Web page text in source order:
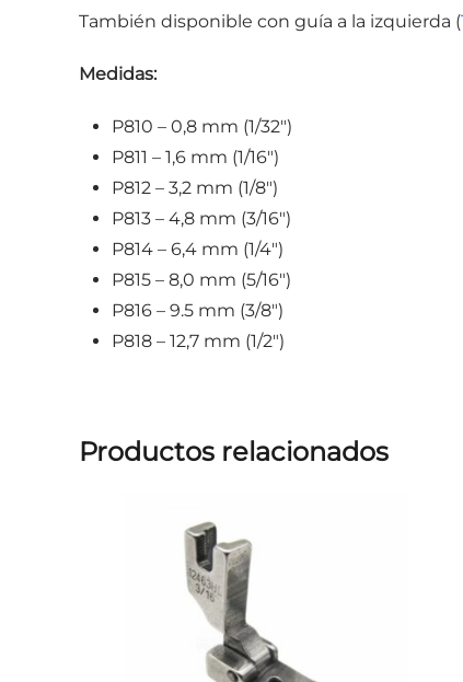
También disponible con guía a la izquierda (
Medidas:
P810 – 0,8 mm (1/32″)
P811 – 1,6 mm (1/16″)
P812 – 3,2 mm (1/8″)
P813 – 4,8 mm (3/16″)
P814 – 6,4 mm (1/4″)
P815 – 8,0 mm (5/16″)
P816 – 9.5 mm (3/8″)
P818 – 12,7 mm (1/2″)
Productos relacionados